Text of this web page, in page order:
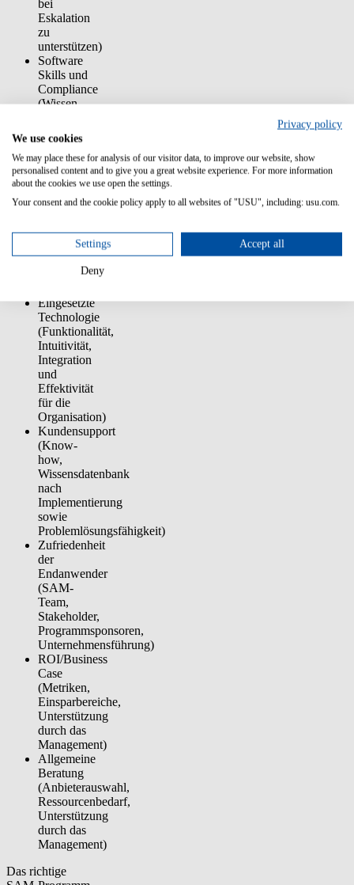
bei
Eskalation
zu
unterstützen)
Software
Skills und
Compliance
(Wissen
Produkt-
und
Serviceteams)
Erfahrung
in der
Produktimplementierung
Fachwissen,
Performance
der
Bereitstellung,
Eingesetzte
Technologie
(Funktionalität,
Intuitivität,
Integration
und
Effektivität
für die
Organisation)
Kundensupport
(Know-
how,
Wissensdatenbank
nach
Implementierung
sowie
Problemlösungsfähigkeit)
Zufriedenheit
der
Endanwender
(SAM-
Team,
Stakeholder,
Programmsponsoren,
Unternehmensführung)
ROI/Business
Case
(Metriken,
Einsparbereiche,
Unterstützung
durch das
Management)
Allgemeine
Beratung
(Anbieterauswahl,
Ressourcenbedarf,
Unterstützung
durch das
Management)
Das richtige
Privacy policy
We use cookies
We may place these for analysis of our visitor data, to improve our website, show
personalised content and to give you a great website experience. For more information
about the cookies we use open the settings.
Your consent and the cookie policy apply to all websites of "USU", including: usu.com.
Settings Accept all
Deny